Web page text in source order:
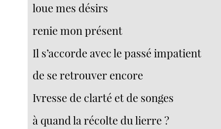
loue mes désirs
renie mon présent
Il s’accorde avec le passé impatient
de se retrouver encore
Ivresse de clarté et de songes
à quand la récolte du lierre ?